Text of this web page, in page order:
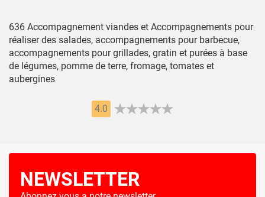
636 Accompagnement viandes et Accompagnements pour
réaliser des salades, accompagnements pour barbecue,
accompagnements pour grillades, gratin et purées à base
de légumes, pomme de terre, fromage, tomates et
aubergines
4.0
NEWSLETTER